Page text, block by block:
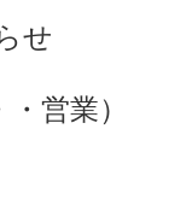
・営業）